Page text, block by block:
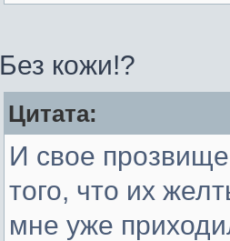
Без кожи!?
Цитата:
И свое
того, что их
мне уже